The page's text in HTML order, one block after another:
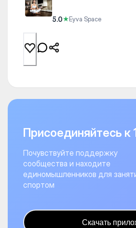
5.0★Eyva Space
Присоединяйтесь к
Почувствуйте поддержку
сообщества и находите
единомышленников для
спортом
Скачать